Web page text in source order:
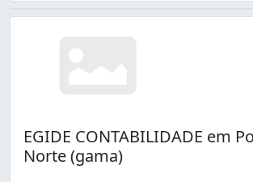
Sao Sebastião (9)
Setor Central (Gama) (12)
EGIDE CONTABILIDADE em
Norte (gama)